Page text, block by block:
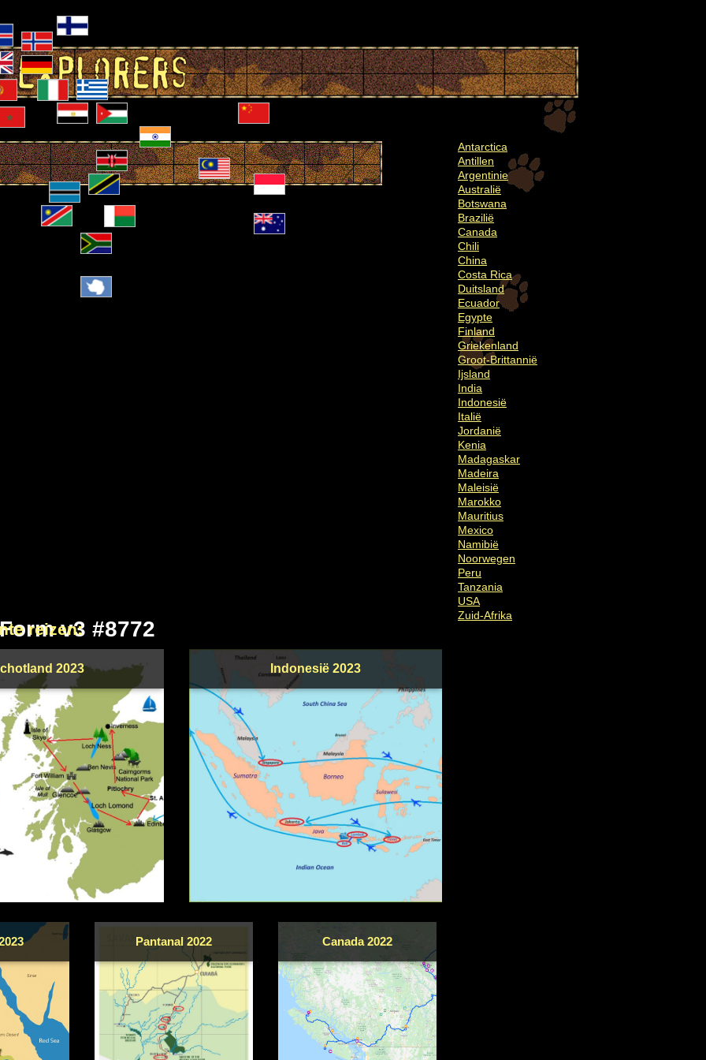
Antarctica
Antillen
Argentinie
Australië
Botswana
Brazilië
Canada
Chili
China
Costa Rica
Duitsland
Ecuador
Egypte
Finland
Griekenland
Groot-Brittannië
Ijsland
India
Indonesië
Italië
Jordanië
Kenia
Madagaskar
Madeira
Maleisië
Marokko
Mauritius
Mexico
Namibië
Noorwegen
Peru
Tanzania
USA
Zuid-Afrika
v3 #8772
reizen:
2023 Indonesië 2023
Pantanal 2022 Canada 2022